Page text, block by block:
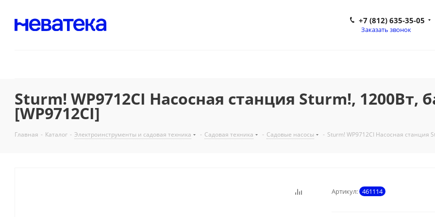
+7 (812) 635-35-05
Заказать звонок
Sturm! WP9712CI Насосная станция Sturm!, 1200Вт,
[WP9712CI]
Главная - Каталог - Электроинструменты и садовая техника - Садовая техника - Садовые насосы - Sturm! WP9712CI Насосная станция
Артикул: 461114